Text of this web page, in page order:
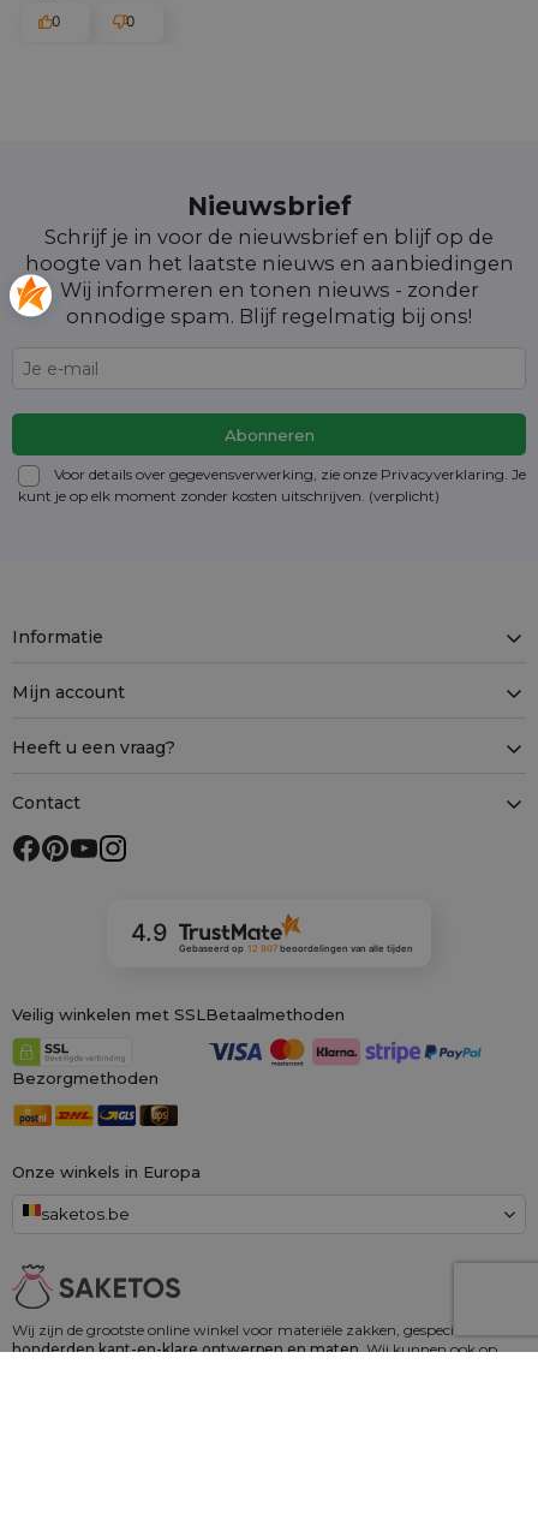
0
0
Nieuwsbrief
Schrijf je in voor de nieuwsbrief en blijf op de
hoogte van het laatste nieuws en aanbiedingen
Wij informeren en tonen nieuws - zonder
onnodige spam. Blijf regelmatig bij ons!
Voor details over gegevensverwerking, zie onze Privacyverklaring. Je
kunt je op elk moment zonder kosten uitschrijven . (verplicht)
Wij zijn de grootste online winkel voor materiële zakken, gespecialiseerd in
honderden kant-en-klare ontwerpen en maten.Wij kunnen ook op
Onze winkels in Europa
saketos.be
Informatie
Mijn account
Heeft u een vraag?
Contact
4.9
Gebaseerd op 12 907beoordelingen van alle tijden
Veilig winkelen met SSL Betaalmethoden
Bezorgmethoden